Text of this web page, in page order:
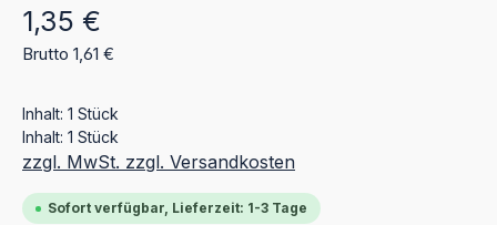
Regulärer Preis:
1,35 €
Brutto 1,61 €
Inhalt: 1 Stück
Inhalt: 1 Stück
zzgl. MwSt. zzgl. Versandkosten
Sofort verfügbar, Lieferzeit: 1-3 Tage